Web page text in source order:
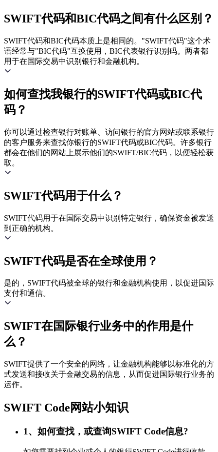
SWIFT代码和BIC代码之间有什么区别？
SWIFT代码和BIC代码本质上是相同的。"SWIFT代码"这个术
语经常与"BIC代码"互换使用，BIC代表银行识别码。两者都
用于在国际交易中识别银行和金融机构。
如何查找我银行的SWIFT代码或BIC代
码？
你可以通过检查银行对账单、访问银行的官方网站或联系银行
的客户服务来查找你银行的SWIFT代码或BIC代码。许多银行
都会在他们的网站上展示他们的SWIFT/BIC代码，以便轻松获
取。
SWIFT代码用于什么？
SWIFT代码用于在国际交易中识别特定银行，确保资金被发送
到正确的机构。
SWIFT代码是否在全球使用？
是的，SWIFT代码被全球的银行和金融机构使用，以促进国际
支付和通信。
SWIFT在国际银行业务中的作用是什
么？
SWIFT提供了一个安全的网络，让金融机构能够以标准化的方
式发送和接收关于金融交易的信息，从而促进国际银行业务的
运作。
SWIFT Code网站小知识
1、如何查找，或查询SWIFT Code信息?